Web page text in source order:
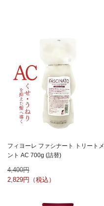
フィヨーレ ファシナート トリートメ
ント AC 700g (詰替)
4,400
2,829